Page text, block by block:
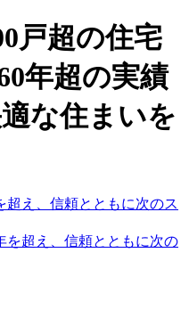
戸超の住宅
年超の実績
な住まいを
超え、信頼とともに次のス